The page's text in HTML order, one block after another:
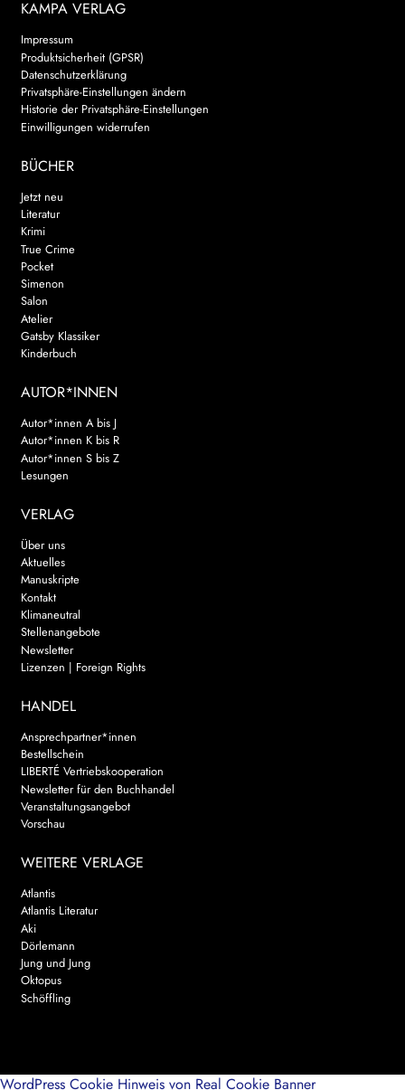
KAMPA VERLAG
Impressum
Produktsicherheit (GPSR)
Datenschutzerklärung
Privatsphäre-Einstellungen ändern
Historie der Privatsphäre-Einstellungen
Einwilligungen widerrufen
BÜCHER
Jetzt neu
Literatur
Krimi
True Crime
Pocket
Simenon
Salon
Atelier
Gatsby Klassiker
Kinderbuch
AUTOR*INNEN
Autor*innen A bis J
Autor*innen K bis R
Autor*innen S bis Z
Lesungen
VERLAG
Über uns
Aktuelles
Manuskripte
Kontakt
Klimaneutral
Stellenangebote
Newsletter
Lizenzen | Foreign Rights
HANDEL
Ansprechpartner*innen
Bestellschein
LIBERTÉ Vertriebskooperation
Newsletter für den Buchhandel
Veranstaltungsangebot
Vorschau
WEITERE VERLAGE
Atlantis
Atlantis Literatur
Aki
Dörlemann
Jung und Jung
Oktopus
Schöffling
WordPress Cookie Hinweis von Real Cookie Banner